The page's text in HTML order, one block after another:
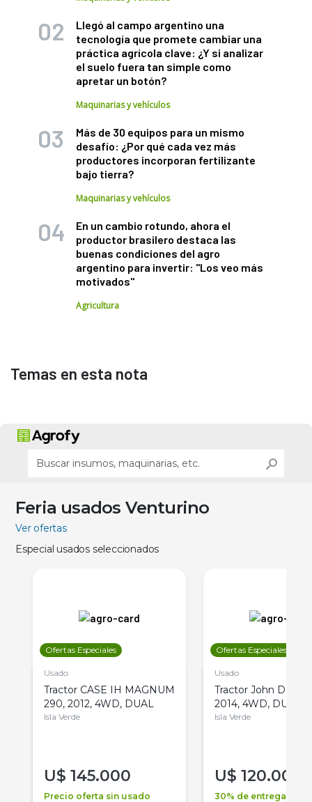
Llegó al campo argentino una
tecnología que promete cambiar una
práctica agrícola clave: ¿Y si analizar
el suelo fuera tan simple como
apretar un botón?
Maquinarias y vehículos
Más de 30 equipos para un mismo
desafío: ¿Por qué cada vez más
productores incorporan fertilizante
bajo tierra?
Maquinarias y vehículos
En un cambio rotundo, ahora el
productor brasilero destaca las
buenas condiciones del agro
argentino para invertir: "Los veo más
motivados"
Agricultura
Temas en esta nota
Feria usados Venturino
Ver ofertas
Especial usados seleccionados
Ofertas Especiales
Usado
Tractor CASE IH MAGNUM
290, 2012, 4WD, DUAL
Isla Verde
U$ 145.000
Precio oferta sin usado
Ofertas Especiales
Usado
Tractor John Deere
2014, 4WD, DUAL
Isla Verde
U$ 120.000
30% de entrega +